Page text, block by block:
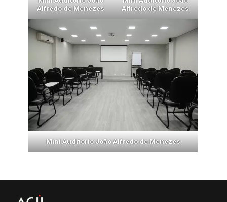
Alfredo de Menezes
Alfredo de Menezes
Mini Auditório João Alfredo de Menezes